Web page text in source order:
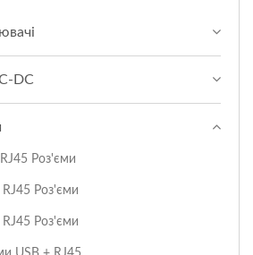
DC
RJ45 Роз'єми
RJ45 Роз'єми
RJ45 Роз'єми